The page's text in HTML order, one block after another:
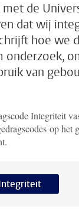
de
dat wij
hoe we
onderzoek,
van
Integriteit
op het